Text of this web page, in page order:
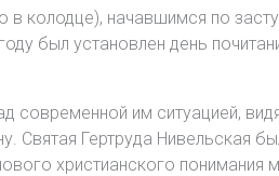
колодце), начавшимся по
был установлен день
им ситуацией,
Гертруда Нивельская
христианского понимания